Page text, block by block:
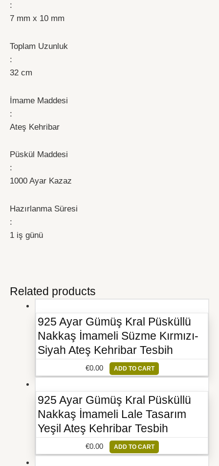
:
7 mm x 10 mm
Toplam Uzunluk
:
32 cm
İmame Maddesi
:
Ateş Kehribar
Püskül Maddesi
:
1000 Ayar Kazaz
Hazırlanma Süresi
:
1 iş günü
Related products
925 Ayar Gümüş Kral Püsküllü
Nakkaş İmameli Süzme Kırmızı-
Siyah Ateş Kehribar Tesbih
€0.00 ADD TO CART
925 Ayar Gümüş Kral Püsküllü
Nakkaş İmameli Lale Tasarım
Yeşil Ateş Kehribar Tesbih
€0.00 ADD TO CART